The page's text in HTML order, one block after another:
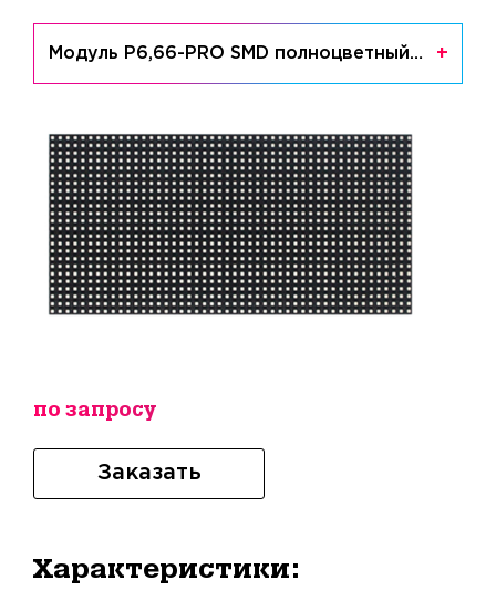
Модуль P6,66-PRO SMD полноцветный уличный QiangLi
по запросу
Заказать
Характеристики: